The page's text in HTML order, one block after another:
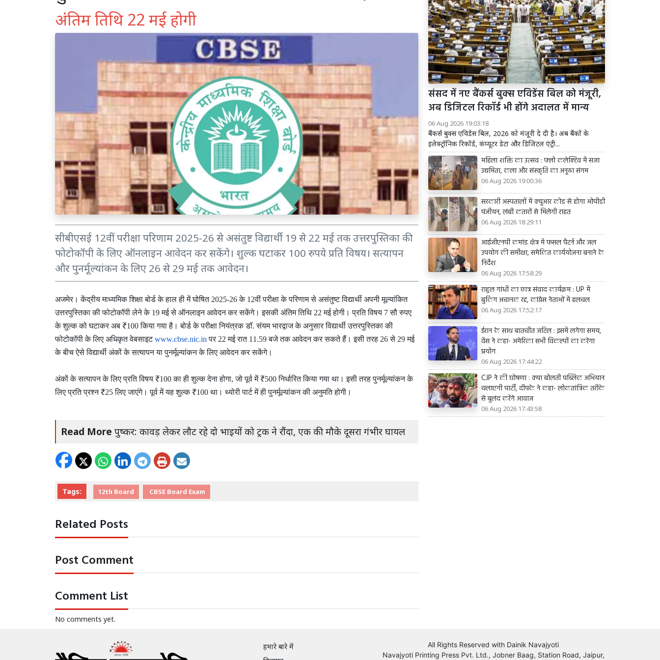
अंतिम तिथि 22 मई होगी
सीबीएसई 12वीं परीक्षा परिणाम 2025-26 से असंतुष्ट विद्यार्थी 19 से 22 मई तक उत्तरपुस्तिका की
फोटोकॉपी के लिए ऑनलाइन आवेदन कर सकेंगे। शुल्क घटाकर 100 रुपये प्रति विषय। सत्यापन
और पुनर्मूल्यांकन के लिए 26 से 29 मई तक आवेदन।
अजमेर। केंद्रीयमाध्यमिकशिक्षाबोर्डकेहालहीमेंघोषित2025-26के12वींपरीक्षाकेपरिणामसेअसंतुष्टविद्यार्थीअपनीमूल्यांकित
उत्तरपुस्तिकाकीफोटोकॉपीलेनेके19मईसेऑनलाइनआवेदनकरसकेंगे। इसकीअंतिमतिथि 22मईहोगी। प्रतिविषय 7सौरुपए
केशुल्ककोघटाकरअब ₹100कियागयाहै। बोर्डकेपरीक्षानियंत्रकडॉ.संयमभारद्वाजकेअनुसारविद्यार्थीउत्तरपुस्तिकाकी
फोटोकॉपीकेलिएअधिकृतवेबसाइट www.cbse.nic.in पर 22मईरात11.59बजेतकआवेदनकरसकतेहैं। इसीतरह 26से 29मई
केबीचऐसेविद्यार्थीअंकोंकेसत्यापनयापुनर्मूल्यांकनकेलिएआवेदनकरसकेंगे।
अंकोंकेसत्यापनकेलिएप्रतिविषय ₹100काहीशुल्कदेनाहोगा,जोपूर्वमें₹500निर्धारितकियागयाथा। इसीतरहपुनर्मूल्यांकनके
लिएप्रतिप्रश्न₹25लिएजाएंगे। पूर्वमेंयहशुल्क₹100 था। थ्योरीपार्टमेंहीपुनर्मूल्यांकनकीअनुमतिहोगी।
Read More पुष्कर: कावड़ लेकर लौट रहे दो भाइयों को ट्रक ने रौंदा, एक की मौके दूसरा गंभीर घायल
Tags: 12th Board CBSE Board Exam
Related Posts
Post Comment
Comment List
No comments yet.
संसद में नए बैंकर्स बुक्स एविडेंस बिल को मंजूरी,
अब डिजिटल रिकॉर्ड भी होंगे अदालत में मान्य
06 Aug 2026 19:03:18
बैंकर्स बुक्स एविडेंस बिल, 2026 को मंजूरी दे दी है। अब बैंकों के
इलेक्ट्रॉनिक रिकॉर्ड, कंप्यूटर डेटा और डिजिटल एंट्री...
महिला शक्ति का उत्सव : फ्लो कलेक्टिव में सजा
उद्यमिता, कला और संस्कृति का अनूठा संगम
06 Aug 2026 19:00:36
सरकारी अस्पतालों में क्यूआर कोड से होगा ओपीडी
पंजीयन, लंबी कतारों से मिलेगी राहत
06 Aug 2026 18:29:11
आईजीएनपी कमांड क्षेत्र में फसल पैटर्न और जल
उपयोग की समीक्षा, समेकित कार्ययोजना बनाने के
निर्देश
06 Aug 2026 17:58:29
राहुल गांधी का छात्र संवाद कार्यक्रम : UP में
बुकिंग अचानक रद्द, कांग्रेस नेताओं में हलचल
06 Aug 2026 17:52:17
ईरान के साथ बातचीत जटिल : इसमें लगेगा समय,
वेंस ने कहा- अमेरिका सभी विकल्पों का करेगा
प्रयोग
06 Aug 2026 17:44:22
CJP ने की घोषणा : क्या बोलती पब्लिक अभियान
चलाएगी पार्टी, दीपके ने कहा- लोकतांत्रिक तरीके
से बुलंद करेंगे आवाज
06 Aug 2026 17:43:58
हमारे बारे में
All Rights Reserved with Dainik Navajyoti
Navajyoti Printing Press Pvt. Ltd., Jobner Baag, Station Road, Jaipur,